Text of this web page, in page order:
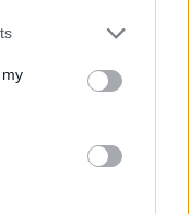
belüli